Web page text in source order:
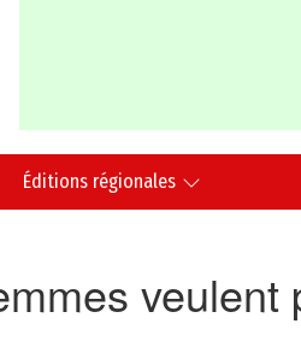
Éditions régionales